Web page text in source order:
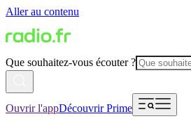
Aller au contenu
Que souhaitez-vous écouter ?
Ouvrir l'appDécouvrir Prime